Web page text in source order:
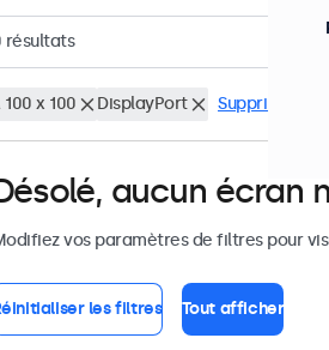
résultats
100 x 100 DisplayPort Supprimer
aucun écran
vos paramètres de filtres pour
les filtres Tout afficher